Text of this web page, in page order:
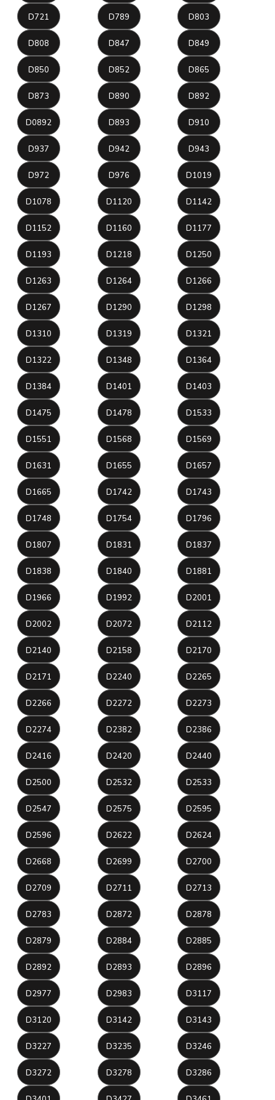
D721 D789 D803
D808 D847 D849
D850 D852 D865
D873 D890 D892
D0892 D893 D910
D937 D942 D943
D972 D976 D1019
D1078 D1120 D1142
D1152 D1160 D1177
D1193 D1218 D1250
D1263 D1264 D1266
D1267 D1290 D1298
D1310 D1319 D1321
D1322 D1348 D1364
D1384 D1401 D1403
D1475 D1478 D1533
D1551 D1568 D1569
D1631 D1655 D1657
D1665 D1742 D1743
D1748 D1754 D1796
D1807 D1831 D1837
D1838 D1840 D1881
D1966 D1992 D2001
D2002 D2072 D2112
D2140 D2158 D2170
D2171 D2240 D2265
D2266 D2272 D2273
D2274 D2382 D2386
D2416 D2420 D2440
D2500 D2532 D2533
D2547 D2575 D2595
D2596 D2622 D2624
D2668 D2699 D2700
D2709 D2711 D2713
D2783 D2872 D2878
D2879 D2884 D2885
D2892 D2893 D2896
D2977 D2983 D3117
D3120 D3142 D3143
D3227 D3235 D3246
D3272 D3278 D3286